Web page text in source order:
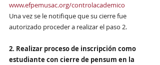
www.efpemusac.org/controlacademico
Una vez se le notifique que su cierre fue
autorizado proceder a realizar el paso 2.
2. Realizar proceso de inscripción como
estudiante con cierre de pensum en la